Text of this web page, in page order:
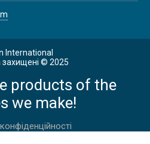
ДОРОСЛИХ 30 +
ЛОНДОН
International
захищені © 2025
products of the
we make!